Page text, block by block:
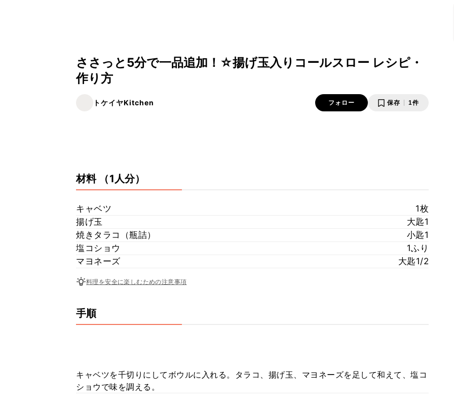
ささっと5分で一品追加！☆揚げ玉入りコールスロー レシピ・
作り方
トケイヤKitchen フォロー 保存 1件
材料 （1人分）
キャベツ
1枚
揚げ玉
大匙1
焼きタラコ（瓶詰）
小匙1
塩コショウ
1ふり
マヨネーズ
大匙1/2
料理を安全に楽しむための注意事項
手順
キャベツを千切りにしてボウルに入れる。タラコ、揚げ玉、マヨネーズを足して和えて、塩コ
ショウで味を調える。